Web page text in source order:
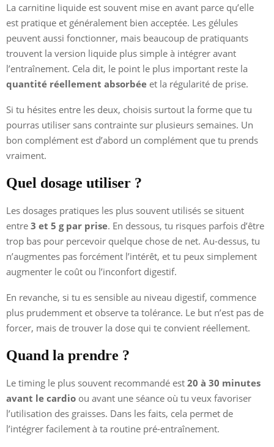
La carnitine liquide est souvent mise en avant parce qu’elle
est pratique et généralement bien acceptée. Les gélules
peuvent aussi fonctionner, mais beaucoup de pratiquants
trouvent la version liquide plus simple à intégrer avant
l’entraînement. Cela dit, le point le plus important reste la
quantité réellement absorbée et la régularité de prise.
Si tu hésites entre les deux, choisis surtout la forme que tu
pourras utiliser sans contrainte sur plusieurs semaines. Un
bon complément est d’abord un complément que tu prends
vraiment.
Quel dosage utiliser ?
Les dosages pratiques les plus souvent utilisés se situent
entre 3 et 5 g par prise. En dessous, tu risques parfois d’être
trop bas pour percevoir quelque chose de net. Au-dessus, tu
n’augmentes pas forcément l’intérêt, et tu peux simplement
augmenter le coût ou l’inconfort digestif.
En revanche, si tu es sensible au niveau digestif, commence
plus prudemment et observe ta tolérance. Le but n’est pas de
forcer, mais de trouver la dose qui te convient réellement.
Quand la prendre ?
Le timing le plus souvent recommandé est 20 à 30 minutes
avant le cardio ou avant une séance où tu veux favoriser
l’utilisation des graisses. Dans les faits, cela permet de
l’intégrer facilement à ta routine pré-entraînement.